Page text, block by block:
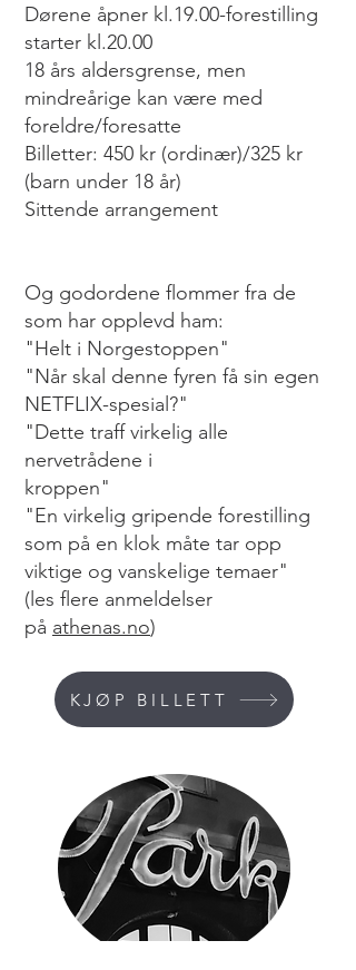
Dørene åpner kl.19.00-forestilling
starter kl.20.00
18 års aldersgrense, men
mindreårige kan være med
foreldre/foresatte
Billetter: 450 kr (ordinær)/325 kr
(barn under 18 år)
Sittende arrangement
Og godordene flommer fra de
som har opplevd ham:
"Helt i Norgestoppen"
"Når skal denne fyren få sin egen
NETFLIX-spesial?"
"Dette traff virkelig alle
nervetrådene i
kroppen"
"En virkelig gripende forestilling
som på en klok måte tar opp
viktige og vanskelige temaer"
(les flere anmeldelser
på athenas.no)
KJØP BILLETT